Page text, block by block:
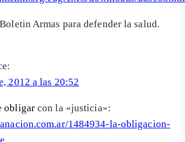
Armas para defender la salud.
2012 a las 20:52
obligarcon la «justicia»:
1484934-la-obligacion-